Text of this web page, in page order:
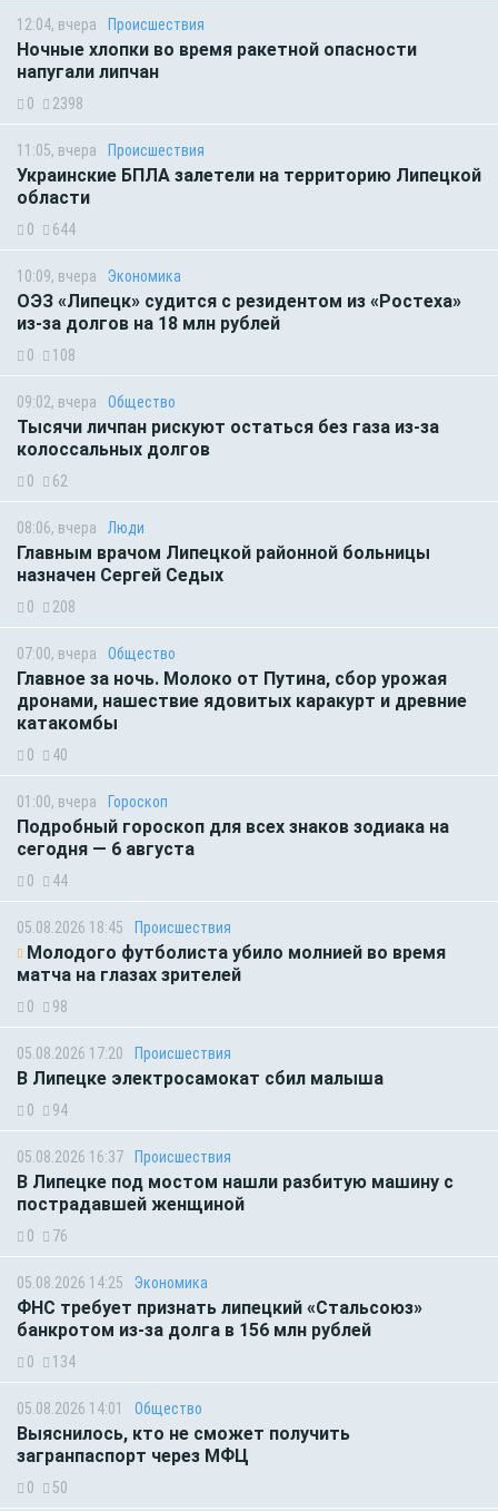
12:04, вчера Происшествия
Ночные хлопки во время ракетной опасности
напугали липчан
0 2398
11:05, вчера Происшествия
Украинские БПЛА залетели на территорию Липецкой
области
0 644
10:09, вчера Экономика
ОЭЗ «Липецк» судится с резидентом из «Ростеха»
из-за долгов на 18 млн рублей
0 108
09:02, вчера Общество
Тысячи личпан рискуют остаться без газа из-за
колоссальных долгов
0 62
08:06, вчера Люди
Главным врачом Липецкой районной больницы
назначен Сергей Седых
0 208
07:00, вчера Общество
Главное за ночь. Молоко от Путина, сбор урожая
дронами, нашествие ядовитых каракурт и древние
катакомбы
0 40
01:00, вчера Гороскоп
Подробный гороскоп для всех знаков зодиака на
сегодня — 6 августа
0 44
05.08.2026 18:45 Происшествия
Молодого футболиста убило молнией во время
матча на глазах зрителей
0 98
05.08.2026 17:20 Происшествия
В Липецке электросамокат сбил малыша
0 94
05.08.2026 16:37 Происшествия
В Липецке под мостом нашли разбитую машину с
пострадавшей женщиной
0 76
05.08.2026 14:25 Экономика
ФНС требует признать липецкий «Стальсоюз»
банкротом из-за долга в 156 млн рублей
0 134
05.08.2026 14:01 Общество
Выяснилось, кто не сможет получить
загранпаспорт через МФЦ
0 50